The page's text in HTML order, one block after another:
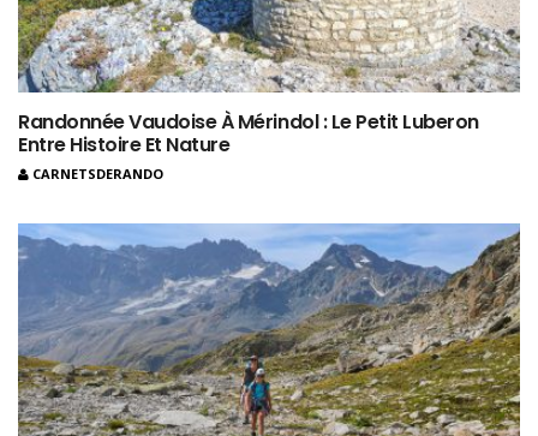
Randonnée Vaudoise À Mérindol : Le Petit Luberon
Entre Histoire Et Nature
CARNETSDERANDO